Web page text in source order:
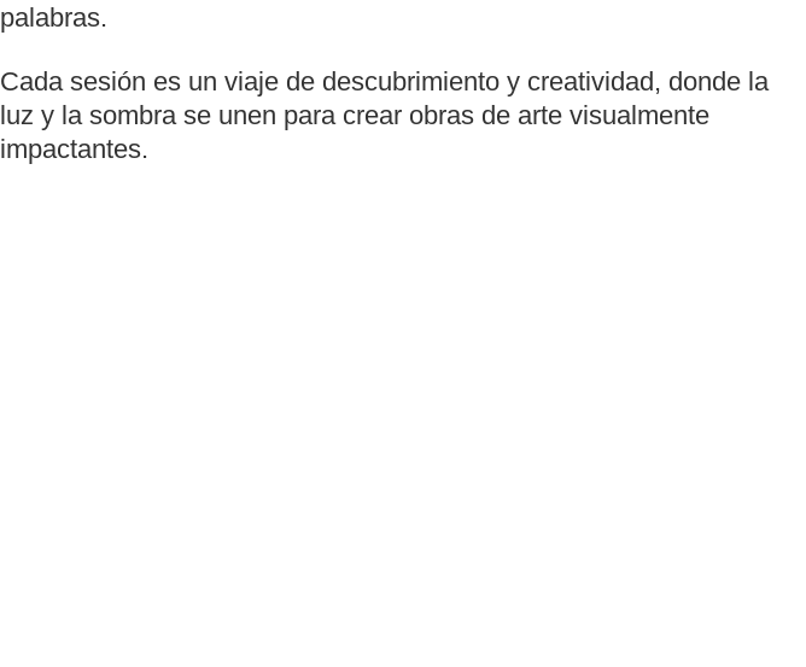
palabras.
Cada sesión es un viaje de descubrimiento y creatividad, donde la
luz y la sombra se unen para crear obras de arte visualmente
impactantes.